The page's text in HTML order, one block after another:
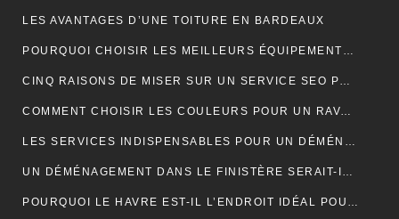
LES AVANTAGES D’UNE TOITURE EN BARDEAUX
POURQUOI CHOISIR LES MEILLEURS ÉQUIPEMENTS D’ISOLATION PHONIQUE POUR TOITURE ?
CINQ RAISONS DE MISER SUR UN SERVICE SEO PROFESSIONNEL
COMMENT CHOISIR LES COULEURS POUR UN RAVALEMENT DE FAÇADE ?
LES SERVICES INDISPENSABLES POUR UN DÉMÉNAGEMENT RÉUSSI EN BRETAGNE
UN DÉMÉNAGEMENT DANS LE FINISTÈRE SERAIT-IL UNE BONNE IDÉE?
POURQUOI LE HAVRE EST-IL L’ENDROIT IDÉAL POUR UN NOUVEAU DÉPART EN 2024 ?